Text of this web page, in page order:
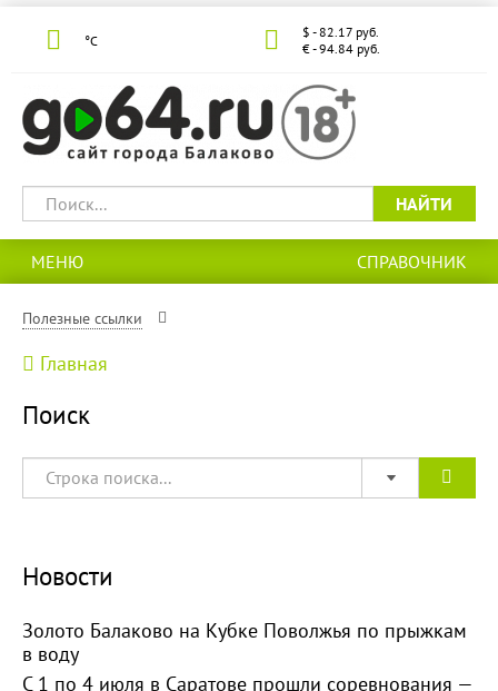
°С
$ - 82.17 руб.
€ - 94.84 руб.
НАЙТИ
МЕНЮ СПРАВОЧНИК
Полезные ссылки
Главная
Поиск
Новости
Золото Балаково на Кубке Поволжья по прыжкам
в воду
С 1 по 4 июля в Саратове прошли соревнования —